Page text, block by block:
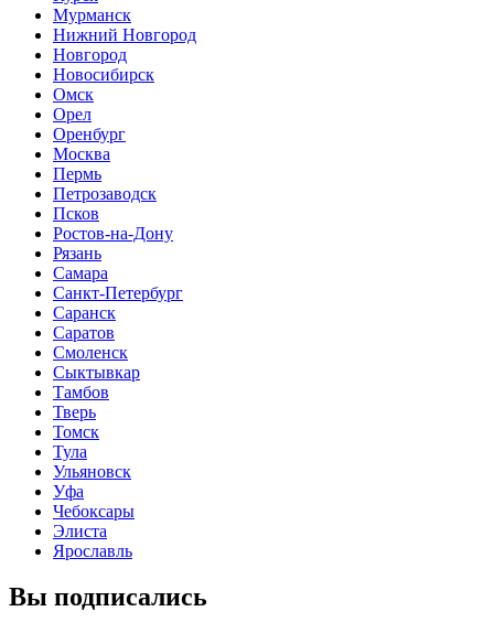
Мурманск
Нижний Новгород
Новгород
Новосибирск
Омск
Орел
Оренбург
Москва
Пермь
Петрозаводск
Псков
Ростов-на-Дону
Рязань
Самара
Санкт-Петербург
Саранск
Саратов
Смоленск
Сыктывкар
Тамбов
Тверь
Томск
Тула
Ульяновск
Уфа
Чебоксары
Элиста
Ярославль
Вы подписались